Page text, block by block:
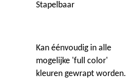
Stapelbaar
Kan éénvoudig in alle
mogelijke 'full color'
kleuren gewrapt worden.